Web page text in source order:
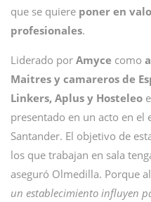
que se quiere poner en
profesionales.
Liderado por Amyce como
Maitres y camareros de
Linkers, Aplus y Hosteleo
presentado en un acto en el
Santander. El objetivo de
los que trabajan en sala
aseguró Olmedilla. Porque
un establecimiento influyen